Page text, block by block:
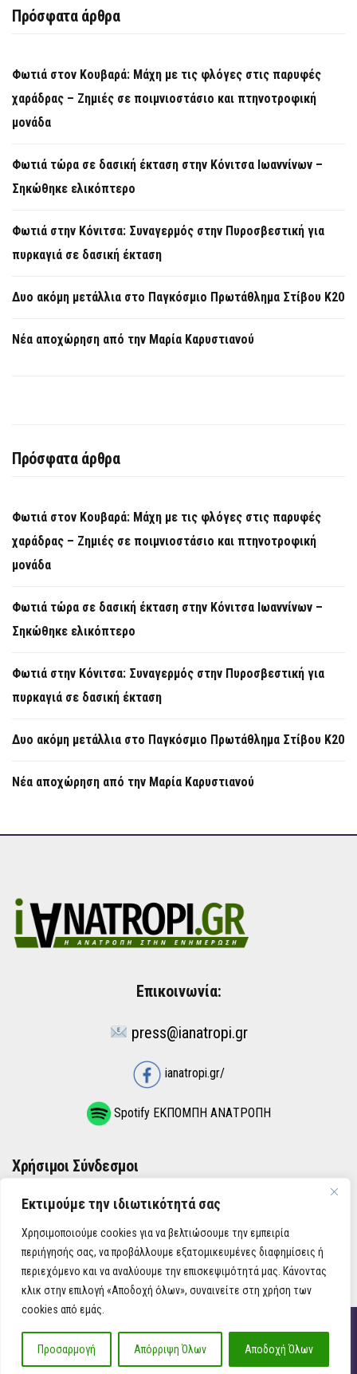
Εκτιμούμε την ιδιωτικότητά σας
Χρησιμοποιούμε cookies για να βελτιώσουμε την εμπειρία
περιήγησής σας, να προβάλλουμε εξατομικευμένες διαφημίσεις ή
περιεχόμενο και να αναλύουμε την επισκεψιμότητά μας. Κάνοντας
κλικ στην επιλογή «Αποδοχή όλων», συναινείτε στη χρήση των
cookies από εμάς.
Προσαρμογή Απόρριψη Όλων Αποδοχή Όλων
Πρόσφατα άρθρα
Φωτιά στον Κουβαρά: Μάχη με τις φλόγες στις παρυφές
χαράδρας – Ζημιές σε ποιμνιοστάσιο και πτηνοτροφική
μονάδα
Φωτιά τώρα σε δασική έκταση στην Κόνιτσα Ιωαννίνων –
Σηκώθηκε ελικόπτερο
Φωτιά στην Κόνιτσα: Συναγερμός στην Πυροσβεστική για
πυρκαγιά σε δασική έκταση
Δυο ακόμη μετάλλια στο Παγκόσμιο Πρωτάθλημα Στίβου Κ20
Νέα αποχώρηση από την Μαρία Καρυστιανού
Πρόσφατα άρθρα
Φωτιά στον Κουβαρά: Μάχη με τις φλόγες στις παρυφές
χαράδρας – Ζημιές σε ποιμνιοστάσιο και πτηνοτροφική
μονάδα
Φωτιά τώρα σε δασική έκταση στην Κόνιτσα Ιωαννίνων –
Σηκώθηκε ελικόπτερο
Φωτιά στην Κόνιτσα: Συναγερμός στην Πυροσβεστική για
πυρκαγιά σε δασική έκταση
Δυο ακόμη μετάλλια στο Παγκόσμιο Πρωτάθλημα Στίβου Κ20
Νέα αποχώρηση από την Μαρία Καρυστιανού
Επικοινωνία:
press@ianatropi.gr
ianatropi.gr/
Spotify ΕΚΠΟΜΠΗ ΑΝΑΤΡΟΠΗ
Χρήσιμοι Σύνδεσμοι
ΌΡΟΙ ΧΡΉΣΗΣ
ΠΟΛΙΤΙΚΉ ΑΠΟΡΡΉΤΟΥ
iAnatropi ©
Η Ανατροπή στην Ενημέρωση, την Πολιτική, την Καθημερινότητα